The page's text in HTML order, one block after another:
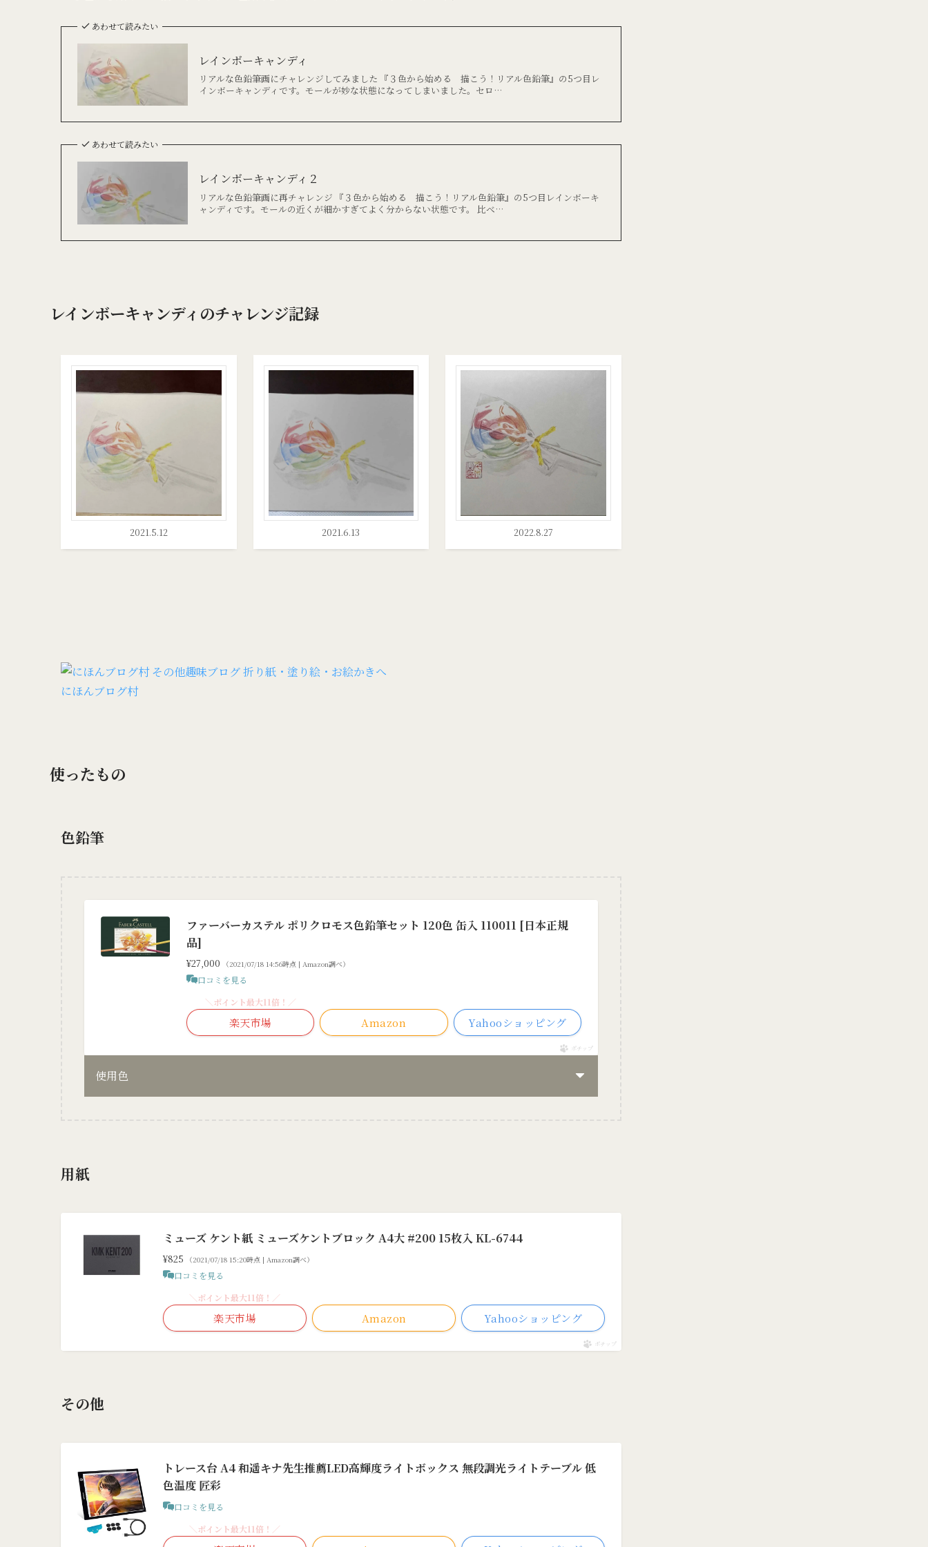
あわせて読みたい
レインボーキャンディ
リアルな色鉛筆画にチャレンジしてみました 『３色から始める 描こう！リアル色鉛筆』の5つ目レ
インボーキャンディです。モールが妙な状態になってしまいました。セロ…
あわせて読みたい
レインボーキャンディ２
リアルな色鉛筆画に再チャレンジ 『３色から始める 描こう！リアル色鉛筆』の5つ目レインボーキ
ャンディです。モールの近くが細かすぎてよく分からない状態です。 比べ…
レインボーキャンディのチャレンジ記録
2021.5.12 2021.6.13 2022.8.27
にほんブログ村
使ったもの
色鉛筆
ファーバーカステル ポリクロモス色鉛筆セット 120色 缶入 110011 [日本正規
品]
¥27,000 （2021/07/18 14:56時点 | Amazon調べ）
口コミを見る
Amazon
＼ポイント最大11倍！／
楽天市場 Yahooショッピング
ポチップ
使用色
用紙
ミューズ ケント紙 ミューズケントブロック A4大 #200 15枚入 KL-6744
¥825 （2021/07/18 15:20時点 | Amazon調べ）
口コミを見る
Amazon
＼ポイント最大11倍！／
楽天市場 Yahooショッピング
ポチップ
その他
トレース台 A4 和遥キナ先生推薦LED高輝度ライトボックス 無段調光ライトテーブル 低
色温度 匠彩
口コミを見る
＼ポイント最大11倍！／